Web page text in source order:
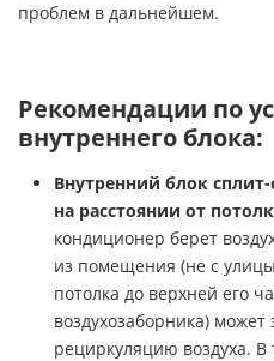
ХОЛОДИЛЬНЫЕ МАШИНЫ
ЭЛЕКТРОКАМИНЫ
проблем в дальнейшем.
Рекомендации по
внутреннего блока:
Внутренний блок
на расстоянии от
кондиционер берет
из помещения (не с
потолка до верхней его
воздухозаборника) может
рециркуляцию воздуха. В